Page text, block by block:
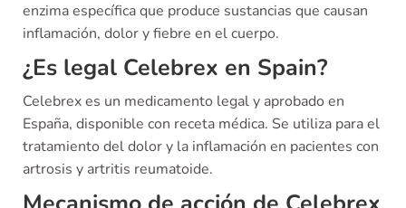
enzima específica que produce sustancias que causan
inflamación, dolor y fiebre en el cuerpo.
¿Es legal Celebrex en Spain?
Celebrex es un medicamento legal y aprobado en
España, disponible con receta médica. Se utiliza para el
tratamiento del dolor y la inflamación en pacientes con
artrosis y artritis reumatoide.